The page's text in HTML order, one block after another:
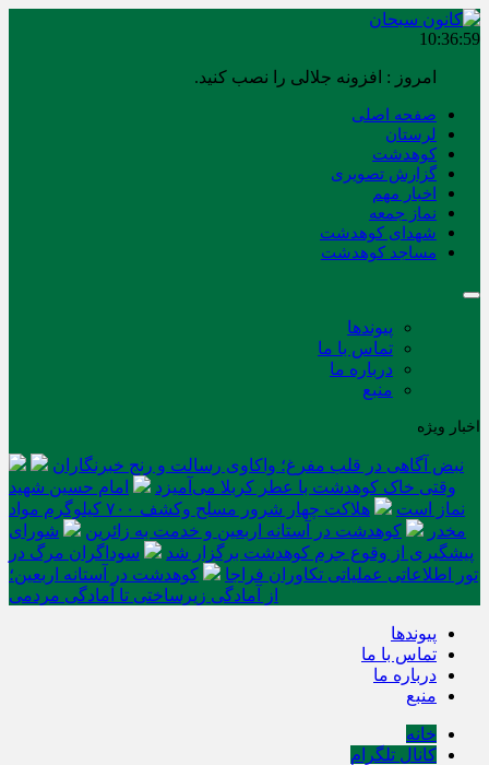
10:37:00
امروز : افزونه جلالی را نصب کنید.
صفحه اصلی
لرستان
کوهدشت
گزارش تصویری
اخبار مهم
نماز جمعه
شهدای کوهدشت
مساجد کوهدشت
پیوندها
تماس با ما
درباره ما
منبع
اخبار ویژه
نبض آگاهی در قلب مفرغ؛ واکاوی رسالت و رنج خبرنگاران
وقتی خاک کوهدشت با عطر کربلا می‌آمیزد
امام حسین شهید
نماز است
هلاکت چهار شرور مسلح وکشف ۷۰۰ کیلوگرم مواد
مخدر
کوهدشت در آستانه اربعین و خدمت‌ به زائرین
شورای
پیشگیری از وقوع جرم کوهدشت برگزار شد
سوداگران مرگ در
تور اطلاعاتی عملیاتی تکاوران فراجا
کوهدشت در آستانه اربعین؛
از آمادگی زیرساختی تا آمادگی مردمی
پیوندها
تماس با ما
درباره ما
منبع
خانه
کانال تلگرام